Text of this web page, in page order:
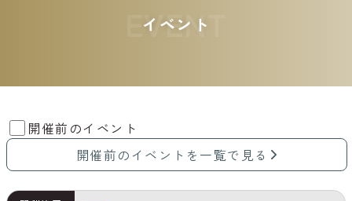
イベント
EVENT
開催前のイベント
開催前のイベントを一覧で見る